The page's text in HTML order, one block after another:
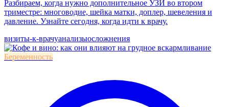
Разбираем, когда нужно дополнительное УЗИ во втором
триместре: многоводие, шейка матки, доплер, шевеления и
давление. Узнайте сегодня, когда идти к врачу.
визиты-к-врачуанализыосложнения
Беременность